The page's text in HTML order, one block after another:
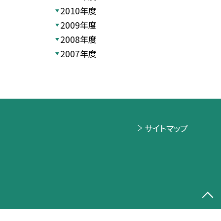
2010年度
2009年度
2008年度
2007年度
サイトマップ